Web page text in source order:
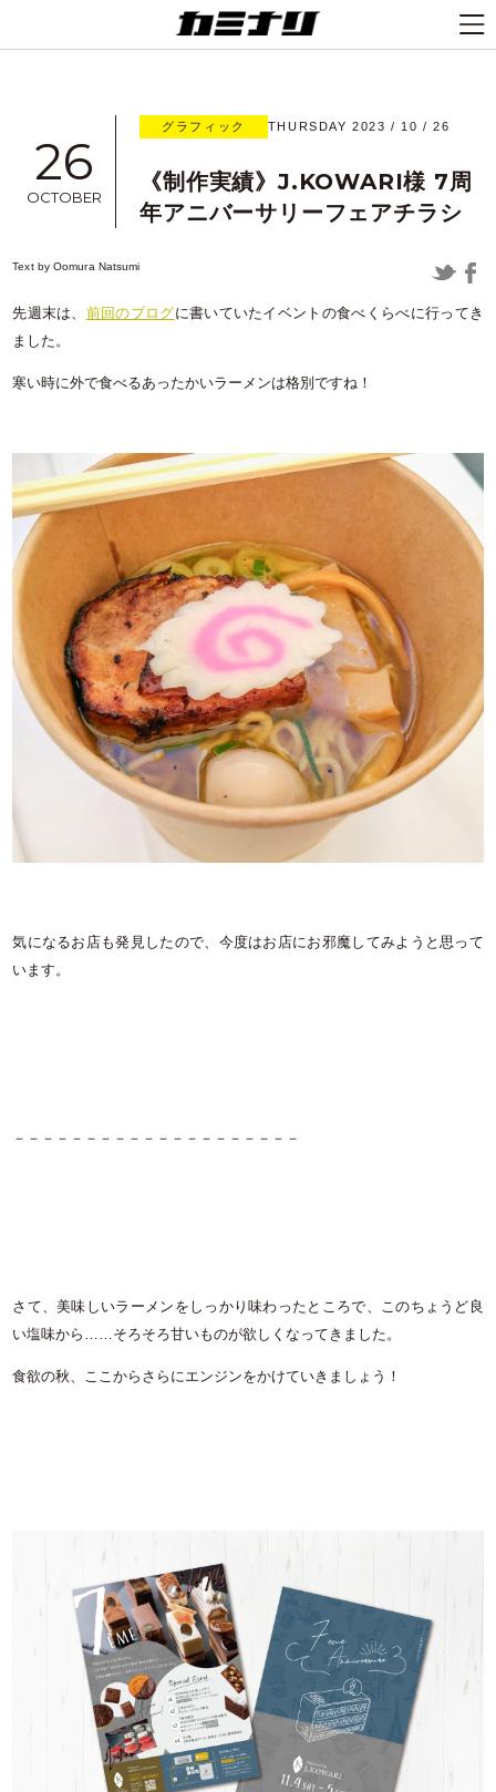
26
OCTOBER
グラフィック THURSDAY 2023 / 10 / 26
《制作実績》J.KOWARI様 7周
年アニバーサリーフェアチラシ
Text byOomura Natsumi
先週末は、 前回のブログに書いていたイベントの食べくらべに行ってき
ました。
寒い時に外で食べるあったかいラーメンは格別ですね！
気になるお店も発見したので、今度はお店にお邪魔してみようと思って
います。
－－－－－－－－－－－－－－－－－－－－
さて、美味しいラーメンをしっかり味わったところで、このちょうど良
い塩味から……そろそろ甘いものが欲しくなってきました。
食欲の秋、ここからさらにエンジンをかけていきましょう！